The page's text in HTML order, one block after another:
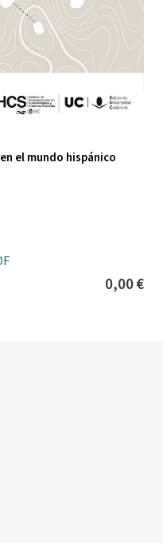
el mundo hispánico
0,00 €